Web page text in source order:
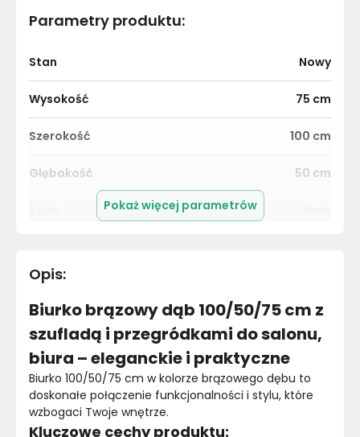
Parametry produktu:
Stan Nowy
Wysokość 75 cm
Szerokość 100 cm
Głębokość 50 cm
Kolor Frontu
Kolor Korpusu
Kolor blatu Brązowy
Materiał Unknown
Marka
Pokaż więcej parametrów
Opis:
Biurko brązowy dąb 100/50/75 cm z
szufladą i przegródkami do salonu,
biura – eleganckie i praktyczne
Biurko 100/50/75 cm w kolorze brązowego dębu to
doskonałe połączenie funkcjonalności i stylu, które
wzbogaci Twoje wnętrze.
Kluczowe cechy produktu: